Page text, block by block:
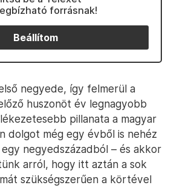
forrásnak!
Beállítom
negyede, így felmerül a
huszonöt év legnagyobb
pillanata a magyar
dolgot még egy évből is nehéz
negyedszázadból – és akkor
arról, hogy itt aztán a sok
szükségszerűen a körtével